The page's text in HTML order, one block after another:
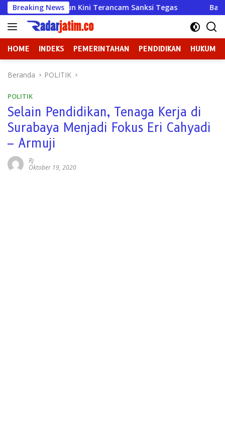
Langsung
ke
konten
Breaking News
Kini Terancam Sanksi Tegas Badan Kehormatan
HOME INDEKS PEMERINTAHAN PENDIDIKAN HUKUM
Beranda POLITIK
POLITIK
Selain Pendidikan, Tenaga Kerja di
Surabaya Menjadi Fokus Eri Cahyadi
– Armuji
Rj
Oktober 19, 2020